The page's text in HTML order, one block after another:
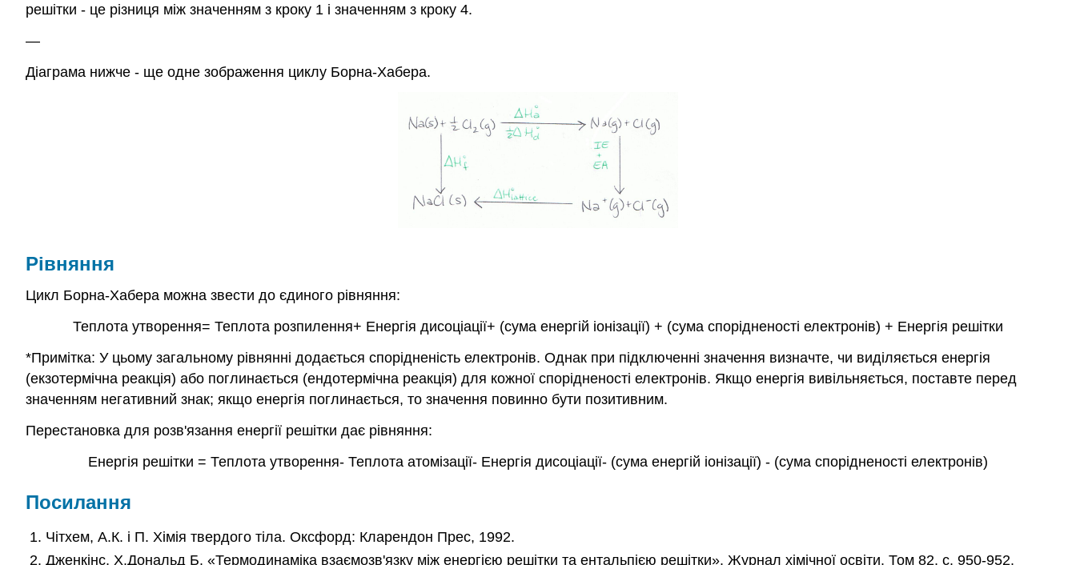
решітки - це різниця між значенням з кроку 1 і значенням з кроку 4.
—
Діаграма нижче - ще одне зображення циклу Борна-Хабера.
Рівняння
Цикл Борна-Хабера можна звести до єдиного рівняння:
Теплота утворення= Теплота розпилення+ Енергія дисоціації+ (сума енергій іонізації) + (сума спорідненості електронів) + Енергія решітки
*Примітка: У цьому загальному рівнянні додається спорідненість електронів. Однак при підключенні значення визначте, чи виділяється енергія
(екзотермічна реакція) або поглинається (ендотермічна реакція) для кожної спорідненості електронів. Якщо енергія вивільняється, поставте перед
значенням негативний знак; якщо енергія поглинається, то значення повинно бути позитивним.
Перестановка для розв'язання енергії решітки дає рівняння:
Енергія решітки = Теплота утворення- Теплота атомізації- Енергія дисоціації- (сума енергій іонізації) - (сума спорідненості електронів)
Посилання
Чітхем, А.К. і П. Хімія твердого тіла. Оксфорд: Кларендон Прес, 1992.
Дженкінс, Х.Дональд Б. «Термодинаміка взаємозв'язку між енергією решітки та ентальпією решітки». Журнал хімічної освіти. Том 82, с. 950-952.